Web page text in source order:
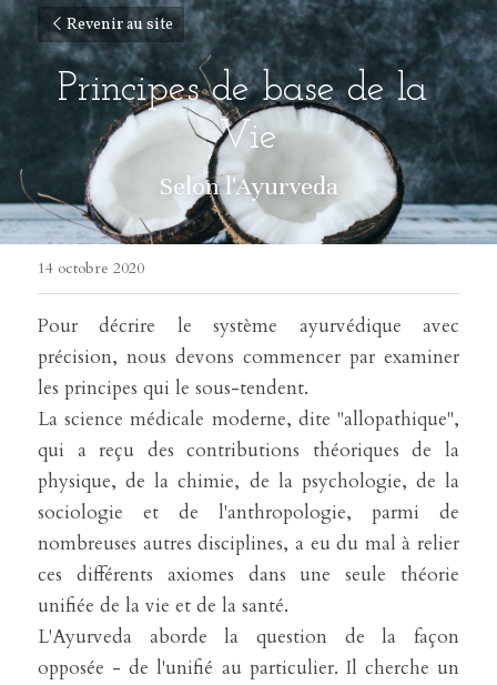
Revenir au site
Principes de base de la
Vie
Selon l'Ayurveda
14 octobre 2020
Pour décrire le système ayurvédique avec
précision, nous devons commencer par examiner
les principes qui le sous-tendent.
La science médicale moderne, dite "allopathique",
qui a reçu des contributions théoriques de la
physique, de la chimie, de la psychologie, de la
sociologie et de l'anthropologie, parmi de
nombreuses autres disciplines, a eu du mal à relier
ces différents axiomes dans une seule théorie
unifiée de la vie et de la santé.
L'Ayurveda aborde la question de la façon
opposée - de l'unifié au particulier. Il cherche un